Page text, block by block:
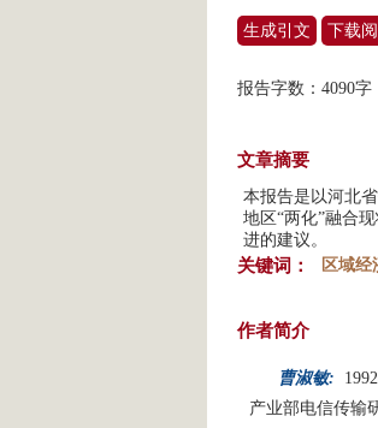
生成引文 下载
报告字数：4090字
文章摘要
本报告是以河北
地区“两化”融合
进的建议。
关键词： 区域经
作者简介
曹淑敏:
产业部电信传输